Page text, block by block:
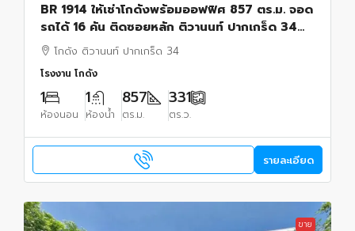
BR 1914 ให้เช่าโกดังพร้อมออฟฟิศ 857 ตร.ม. จอด
รถได้ 16 คัน ติดซอยหลัก ติวานนท์ ปากเกร็ด 34
นนทบุรี
โกดัง ติวานนท์ ปากเกร็ด 34
โรงงาน โกดัง
1
ห้องนอน
1
ห้องน้ำ
857
ตร.ม.
331
ตร.ว.
รายละเอียด
ขาย